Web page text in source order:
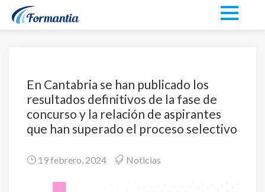
En Cantabria se han publicado los
resultados definitivos de la fase de
concurso y la relación de aspirantes
que han superado el proceso selectivo
19 febrero, 2024 Noticias